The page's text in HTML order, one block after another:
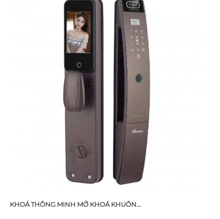
KHOÁ THÔNG MINH MỞ KHOÁ KHUÔN...